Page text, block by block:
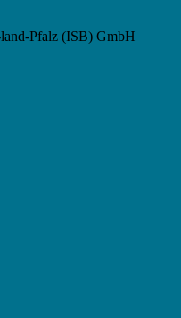
Pfalz (ISB) GmbH